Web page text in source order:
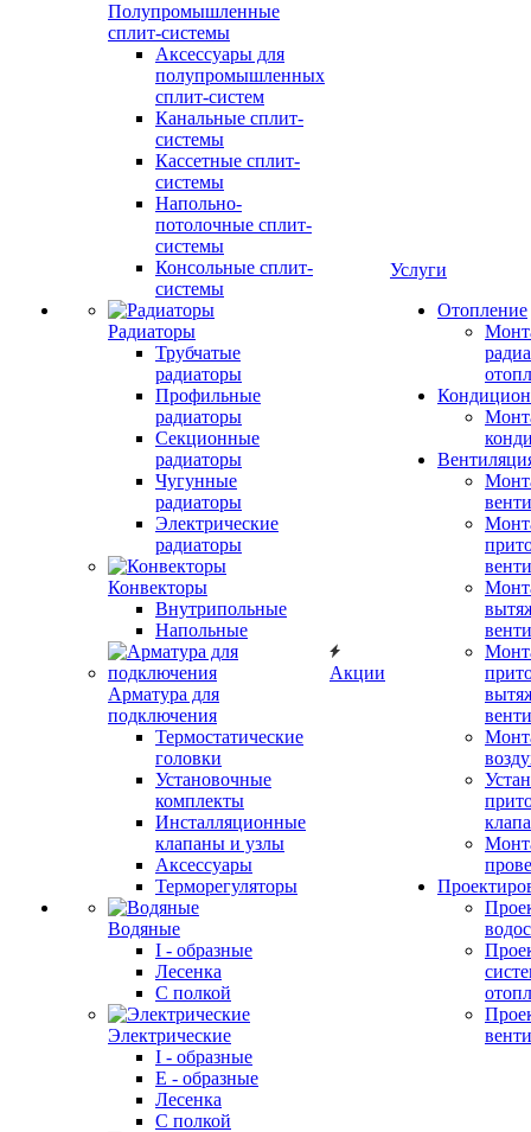
Полупромышленные
сплит-системы
Аксессуары для
полупромышленных
сплит-систем
Канальные сплит-
системы
Кассетные сплит-
системы
Напольно-
потолочные сплит-
системы
Консольные сплит-
системы
Радиаторы
Трубчатые
радиаторы
Профильные
радиаторы
Секционные
радиаторы
Чугунные
радиаторы
Электрические
радиаторы
Конвекторы
Внутрипольные
Напольные
Арматура для
подключения
Термостатические
головки
Установочные
комплекты
Инсталляционные
клапаны и узлы
Аксессуары
Терморегуляторы
Водяные
I - образные
Лесенка
С полкой
Электрические
I - образные
E - образные
Лесенка
С полкой
Акции
Услуги
Отопление